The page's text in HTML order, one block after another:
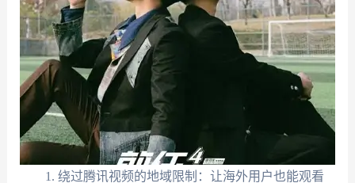
绕过腾讯视频的地域限制：让海外用户也能观看